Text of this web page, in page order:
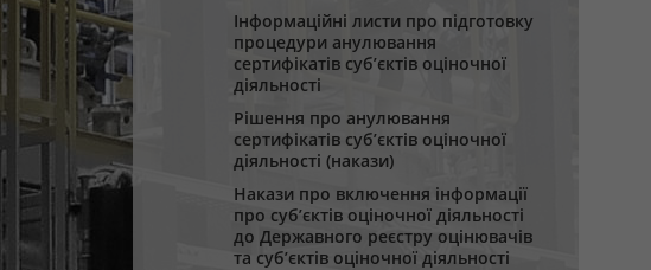
Інформаційні листи про підготовку
процедури анулювання
сертифікатів суб’єктів оціночної
діяльності
Рішення про анулювання
сертифікатів суб’єктів оціночної
діяльності (накази)
Накази про включення інформації
про суб’єктів оціночної діяльності
до Державного реєстру оцінювачів
та суб’єктів оціночної діяльності